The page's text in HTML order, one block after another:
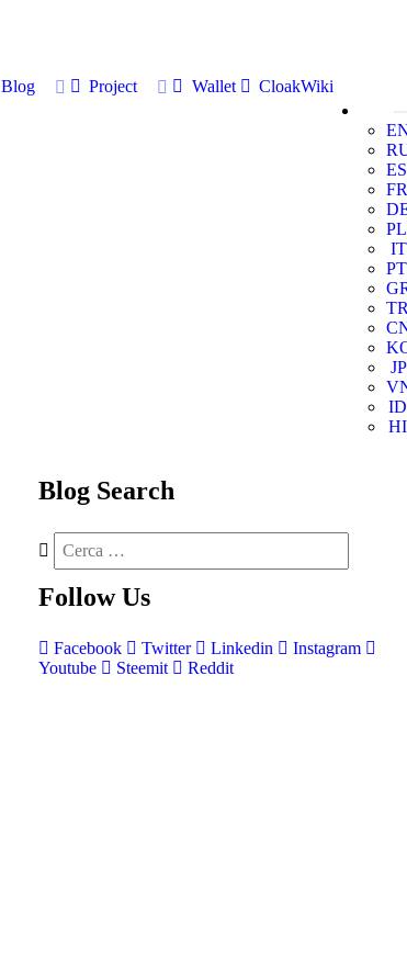
Blog Project Wallet
CloakWiki
ES
FR
PL
IT
PT
JP
ID
HI
Blog Search
Follow Us
Facebook Twitter Linkedin
Instagram
Youtube
Steemit Reddit